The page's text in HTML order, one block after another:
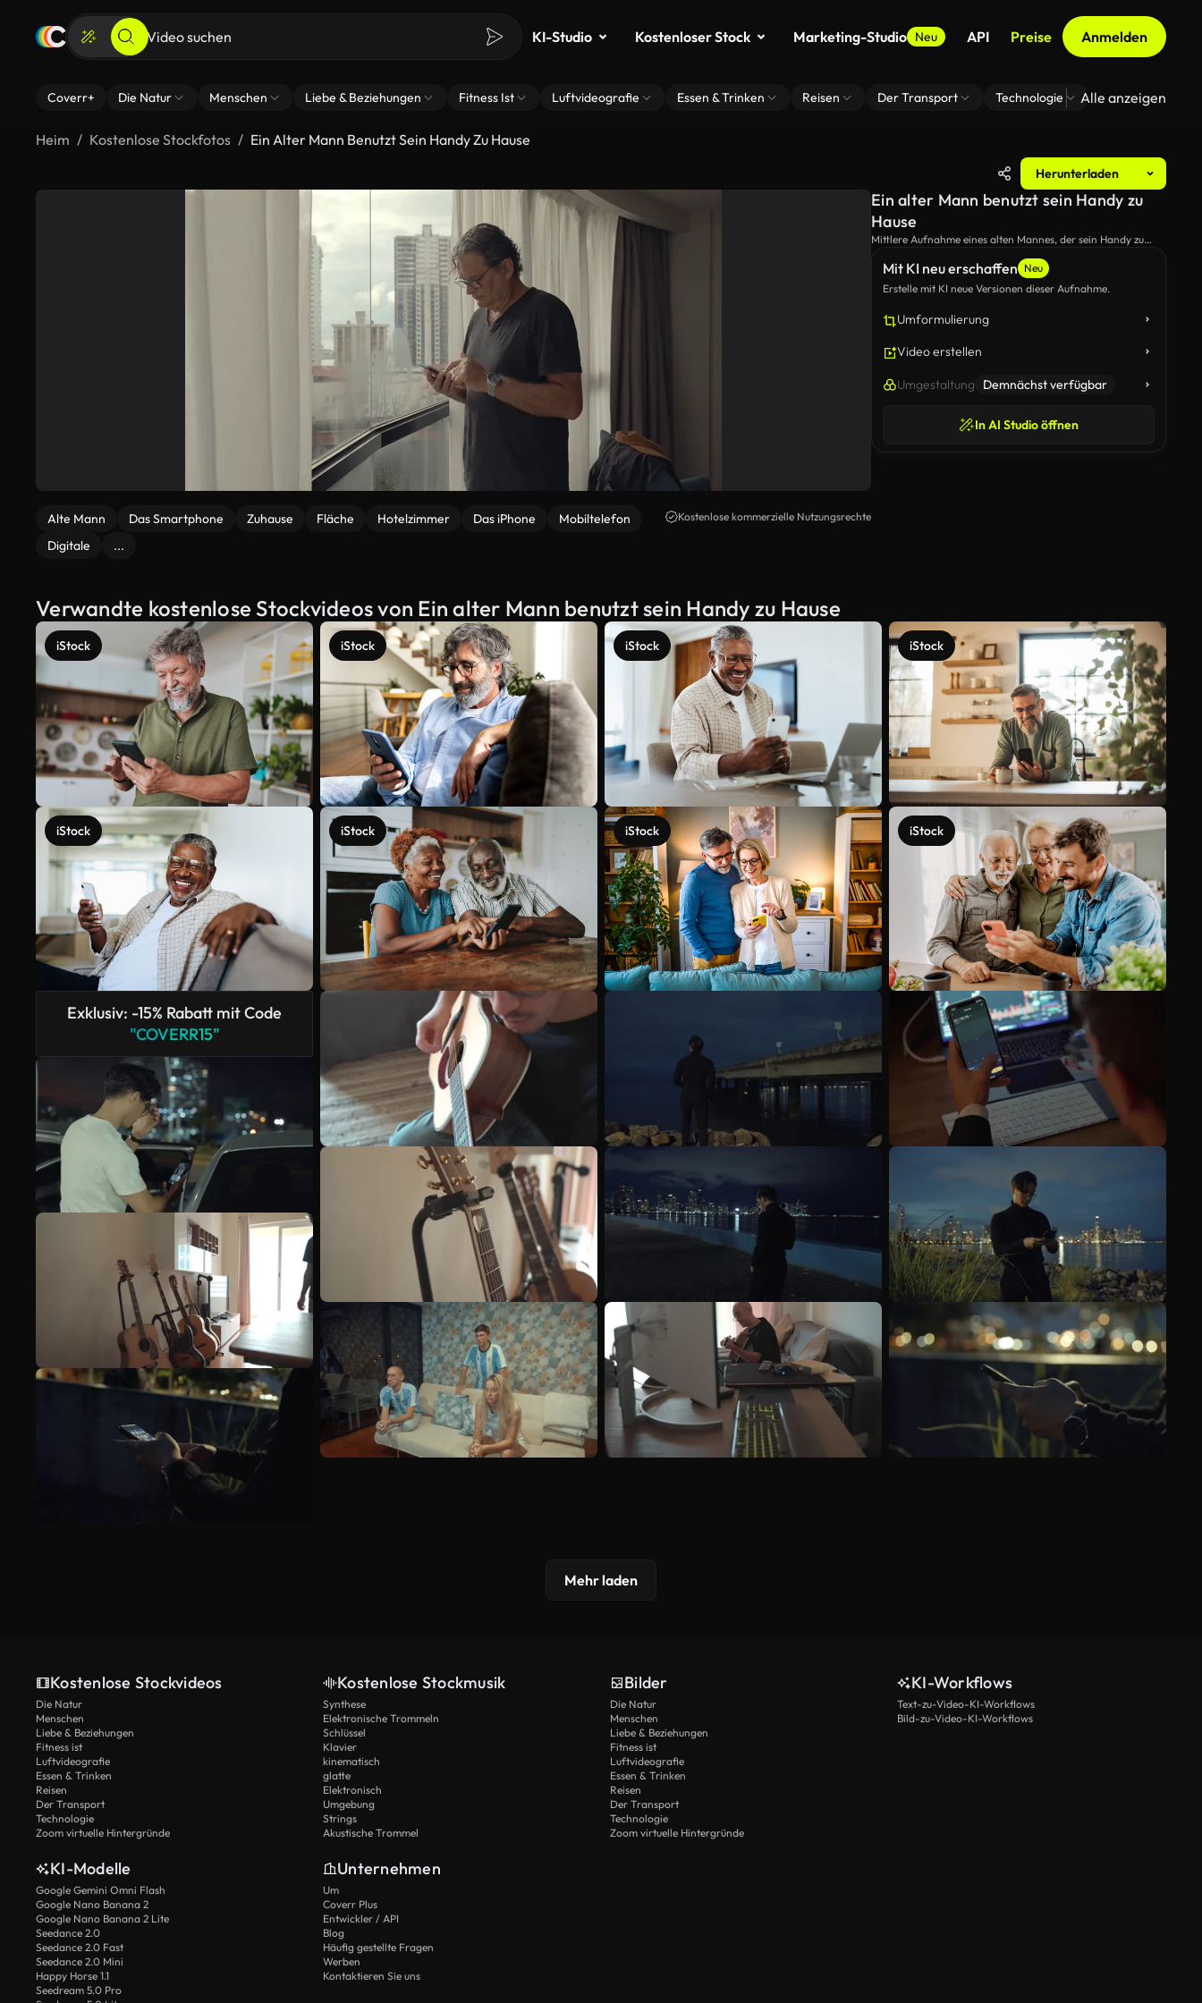
KI-Studio Kostenloser Stock Marketing-Studio Neu API Preise Anmelden
Coverr+ Die Natur Menschen Liebe & Beziehungen Fitness Ist Luftvideografie Essen & Trinken Reisen Der Transport Technologie Zoom Virtuelle
Alle anzeigen
Heim Kostenlose Stockfotos Ein Alter Mann Benutzt Sein Handy Zu Hause
Herunterladen
Alte Mann Das Smartphone Zuhause Fläche Hotelzimmer Das iPhone
Mobiltelefon
Digitale
...
Kostenlose kommerzielle Nutzungsrechte
Mit KI neu erschaffen Neu
Erstelle mit KI neue Versionen dieser Aufnahme.
Umformulierung
Video erstellen
Umgestaltung Demnächst verfügbar
In AI Studio öffnen
Ein alter Mann benutzt sein Handy zu
Hause
Mittlere Aufnahme eines alten Mannes, der sein Handy zu
Verwandte kostenlose Stockvideos von Ein alter Mann benutzt sein Handy zu Hause
iStock
iStock
Exklusiv: -15% Rabatt mit Code
"COVERR15"
iStock
iStock
iStock
iStock
iStock
iStock
Mehr anzeigen
Mehr laden
Kostenlose Stockvideos
Die Natur
Menschen
Liebe & Beziehungen
Fitness ist
Luftvideografie
Essen & Trinken
Reisen
Der Transport
Technologie
Zoom virtuelle Hintergründe
Kostenlose Stockmusik
Synthese
Elektronische Trommeln
Schlüssel
Klavier
kinematisch
glatte
Elektronisch
Umgebung
Strings
Akustische Trommel
Bilder
Die Natur
Menschen
Liebe & Beziehungen
Fitness ist
Luftvideografie
Essen & Trinken
Reisen
Der Transport
Technologie
Zoom virtuelle Hintergründe
KI-Workflows
Text-zu-Video-KI-Workflows
Bild-zu-Video-KI-Workflows
KI-Modelle
Google Gemini Omni Flash
Google Nano Banana 2
Google Nano Banana 2 Lite
Seedance 2.0
Seedance 2.0 Fast
Seedance 2.0 Mini
Happy Horse 1.1
Seedream 5.0 Pro
Unternehmen
Um
Coverr Plus
Entwickler / API
Blog
Häufig gestellte Fragen
Werben
Kontaktieren Sie uns